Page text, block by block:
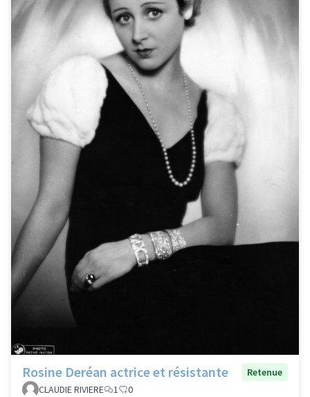
Rosine Deréan actrice et résistante
Retenue
CLAUDIE RIVIERE
1 0